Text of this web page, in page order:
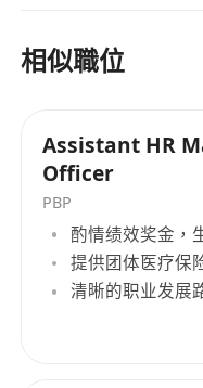
相似職位
Assistant HR
Officer
PBP
酌情绩效奖金，
提供团体医疗保
清晰的职业发展